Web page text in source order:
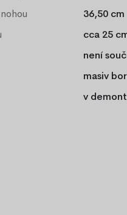
36,50 cm
cca 25
není
masiv
v